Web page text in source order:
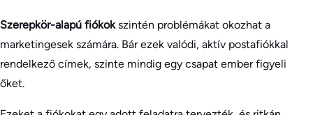
Szerepkör-alapú fiókokszintén problémákat okozhat a
marketingesek számára. Bár ezek valódi, aktív postafiókkal
rendelkező címek, szinte mindig egy csapat ember figyeli
őket.